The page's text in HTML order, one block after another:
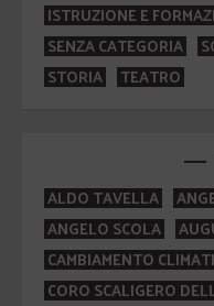
ISTRUZIONE E
SENZA CATEGORIA
STORIA
TEATRO
ALDO TAVELLA
ANGELO SCOLA
CAMBIAMENTO
CORO SCALIGERO